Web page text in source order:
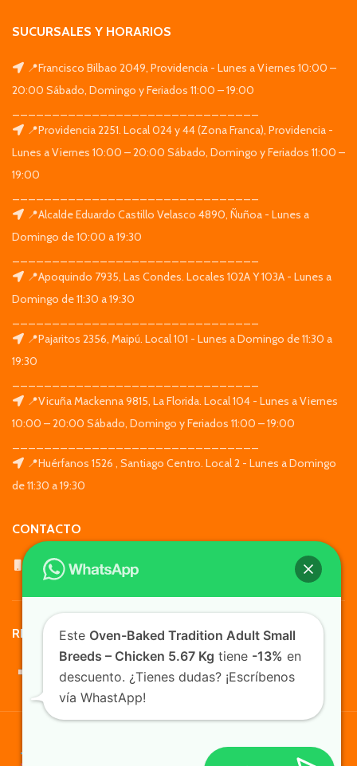
SUCURSALES Y HORARIOS
📍Francisco Bilbao 2049, Providencia - Lunes a Viernes 10:00 –
20:00 Sábado, Domingo y Feriados 11:00 – 19:00
📍Providencia 2251. Local 024 y 44 (Zona Franca), Providencia -
Lunes a Viernes 10:00 – 20:00 Sábado, Domingo y Feriados 11:00 –
19:00
📍Alcalde Eduardo Castillo Velasco 4890, Ñuñoa - Lunes a
Domingo de 10:00 a 19:30
📍Apoquindo 7935, Las Condes. Locales 102A Y 103A - Lunes a
Domingo de 11:30 a 19:30
📍Pajaritos 2356, Maipú. Local 101 - Lunes a Domingo de 11:30 a
19:30
📍Vicuña Mackenna 9815, La Florida. Local 104 - Lunes a Viernes
10:00 – 20:00 Sábado, Domingo y Feriados 11:00 – 19:00
📍Huérfanos 1526 , Santiago Centro. Local 2 - Lunes a Domingo
de 11:30 a 19:30
CONTACTO
WhatsApp: +569 7564 4676
REDES SOCIALES
TusMascotas.cl
Este Oven-Baked Tradition Adult Small
Breeds – Chicken 5.67 Kg tiene -13% en
descuento. ¿Tienes dudas? ¡Escríbenos
vía WhastApp!